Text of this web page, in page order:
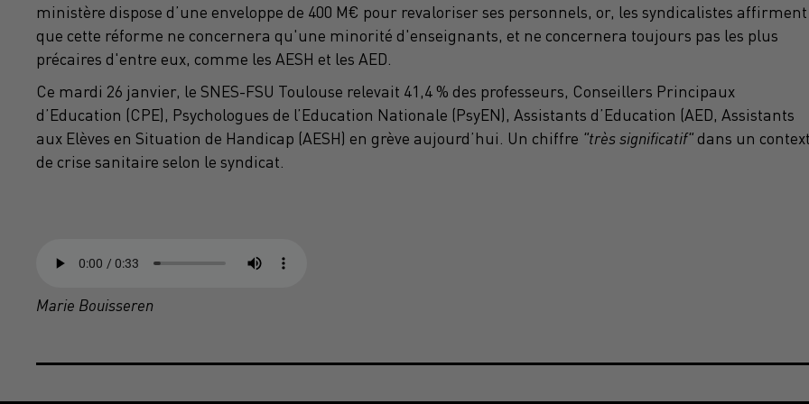
ministère dispose d’une enveloppe de 400 M€ pour revaloriser ses personnels, or, les syndicalistes affirment
que cette réforme ne concernera qu'une minorité d'enseignants, et ne concernera toujours pas les plus
précaires d'entre eux, comme les AESH et les AED.
Ce mardi 26 janvier, le SNES-FSU Toulouse relevait 41,4 % des professeurs, Conseillers Principaux
d’Education (CPE), Psychologues de l’Education Nationale (PsyEN), Assistants d’Education (AED, Assistants
aux Elèves en Situation de Handicap (AESH) en grève aujourd’hui. Un chiffre "très significatif" dans un
de crise sanitaire selon le syndicat.
Marie Bouisseren